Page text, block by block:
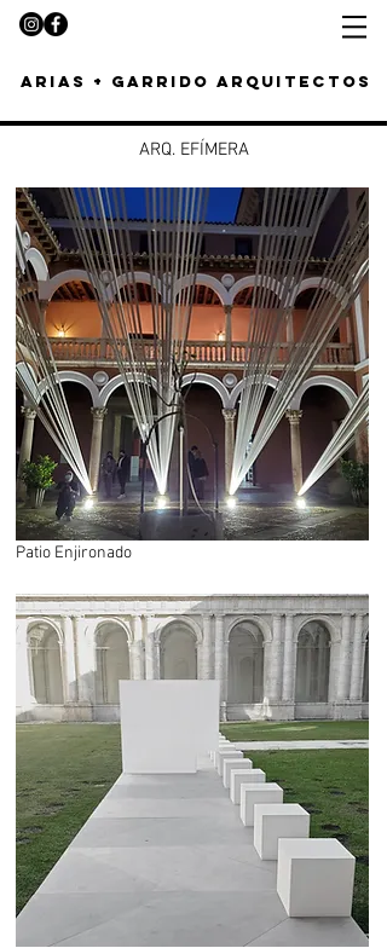
arias + garrido arquitectos
ARQ. EFÍMERA
Patio Enjironado